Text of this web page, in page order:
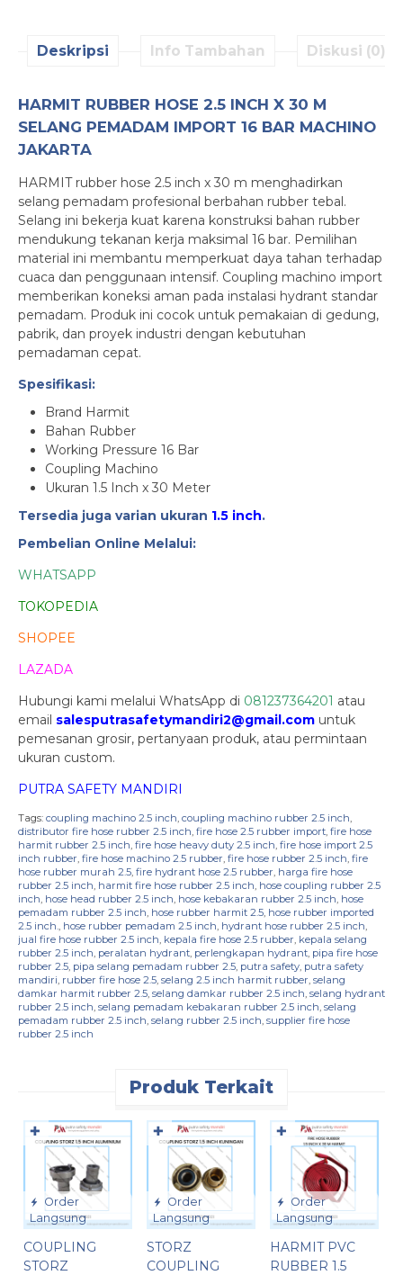
Deskripsi Info Tambahan Diskusi (0)
HARMIT RUBBER HOSE 2.5 INCH X 30 M
SELANG PEMADAM IMPORT 16 BAR MACHINO
JAKARTA
HARMIT rubber hose 2.5 inch x 30 m menghadirkan
selang pemadam profesional berbahan rubber tebal.
Selang ini bekerja kuat karena konstruksi bahan rubber
mendukung tekanan kerja maksimal 16 bar. Pemilihan
material ini membantu memperkuat daya tahan terhadap
cuaca dan penggunaan intensif. Coupling machino import
memberikan koneksi aman pada instalasi hydrant standar
pemadam. Produk ini cocok untuk pemakaian di gedung,
pabrik, dan proyek industri dengan kebutuhan
pemadaman cepat.
Spesifikasi:
Brand Harmit
Bahan Rubber
Working Pressure 16 Bar
Coupling Machino
Ukuran 1.5 Inch x 30 Meter
Tersedia juga varian ukuran 1.5 inch.
Pembelian Online Melalui:
WHATSAPP
TOKOPEDIA
SHOPEE
LAZADA
Hubungi kami melalui WhatsApp di 081237364201 atau
email salesputrasafetymandiri2@gmail.com untuk
pemesanan grosir, pertanyaan produk, atau permintaan
ukuran custom.
PUTRA SAFETY MANDIRI
Tags: coupling machino 2.5 inch coupling machino rubber 2.5 inch
distributor fire hose rubber 2.5 inch fire hose 2.5 rubber import fire hose
harmit rubber 2.5 inch fire hose heavy duty 2.5 inch fire hose import 2.5
inch rubber fire hose machino 2.5 rubber fire hose rubber 2.5 inch fire
hose rubber murah 2.5 fire hydrant hose 2.5 rubber harga fire hose
rubber 2.5 inch harmit fire hose rubber 2.5 inch hose coupling rubber 2.5
inch hose head rubber 2.5 inch hose kebakaran rubber 2.5 inch hose
pemadam rubber 2.5 inch hose rubber harmit 2.5 hose rubber imported
2.5 inch.
hose rubber pemadam 2.5 inch hydrant hose rubber 2.5 inch
jual fire hose rubber 2.5 inch kepala fire hose 2.5 rubber kepala selang
rubber 2.5 inch peralatan hydrant perlengkapan hydrant pipa fire hose
rubber 2.5 pipa selang pemadam rubber 2.5 putra safety putra safety
mandiri rubber fire hose 2.5 selang 2.5 inch harmit rubber selang
damkar harmit rubber 2.5 selang damkar rubber 2.5 inch selang hydrant
rubber 2.5 inch selang pemadam kebakaran rubber 2.5 inch selang
pemadam rubber 2.5 inch selang rubber 2.5 inch supplier fire hose
rubber 2.5 inch
Produk Terkait
Order
Langsung
COUPLING
STORZ
✚
Order
Langsung
STORZ
COUPLING
✚
Order
Langsung
HARMIT PVC
RUBBER 1.5
✚